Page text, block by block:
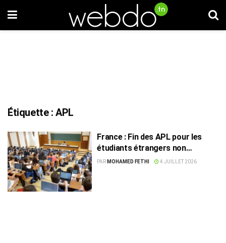
Étiquette :APL
France : Fin des APL pour les
étudiants étrangers non
boursiers, les Tunisiens
PAR MOHAMED FETHI 4 JUILLET 2026